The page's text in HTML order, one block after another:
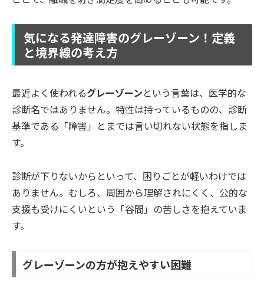
気になる発達障害のグレーゾーン！定義
と境界線の考え方
最近よく使われるグレーゾーンという言葉は、医学的な
診断名ではありません。特性は持っているものの、診断
基準である「障害」とまでは言い切れない状態を指しま
す。
診断が下りないからといって、困りごとが軽いわけでは
ありません。むしろ、周囲から理解されにくく、公的な
支援も受けにくいという「谷間」の苦しさを抱えていま
す。
グレーゾーンの方が抱えやすい困難